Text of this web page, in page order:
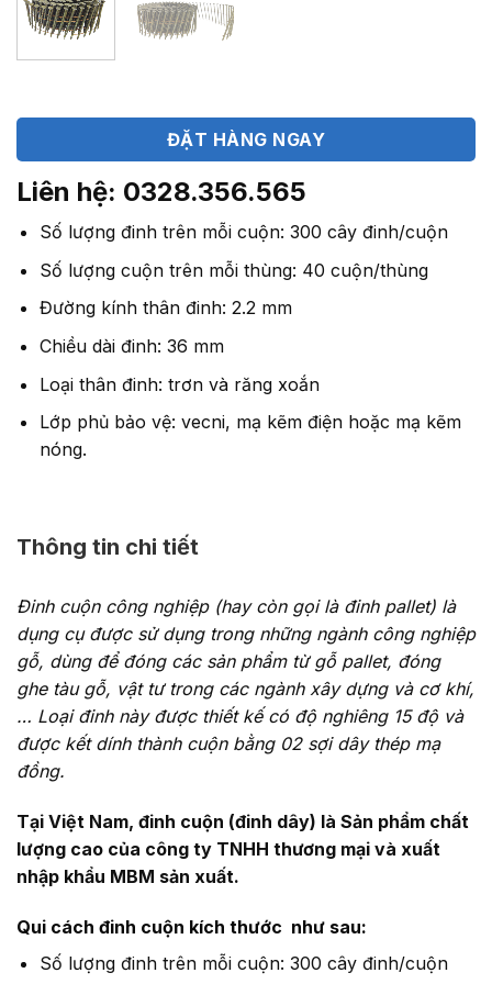
ĐẶT HÀNG NGAY
Liên hệ: 0328.356.565
Số lượng đinh trên mỗi cuộn: 300 cây đinh/cuộn
Số lượng cuộn trên mỗi thùng: 40 cuộn/thùng
Đường kính thân đinh: 2.2 mm
Chiều dài đinh: 36 mm
Loại thân đinh: trơn và răng xoắn
Lớp phủ bảo vệ: vecni, mạ kẽm điện hoặc mạ kẽm
nóng.
Thông tin chi tiết
Đinh cuộn công nghiệp (hay còn gọi là đinh pallet) là
dụng cụ được sử dụng trong những ngành công nghiệp
gỗ, dùng để đóng các sản phẩm từ gỗ pallet, đóng
ghe tàu gỗ, vật tư trong các ngành xây dựng và cơ khí,
… Loại đinh này được thiết kế có độ nghiêng 15 độ và
được kết dính thành cuộn bằng 02 sợi dây thép mạ
đồng.
Tại Việt Nam, đinh cuộn (đinh dây) là Sản phẩm chất
lượng cao của công ty TNHH thương mại và xuất
nhập khẩu MBM sản xuất.
Qui cách đinh cuộn kích thước như sau:
Số lượng đinh trên mỗi cuộn: 300 cây đinh/cuộn